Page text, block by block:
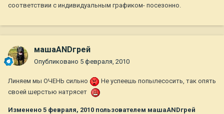
соответствии с индивидуальным графиком- посезонно.
машаANDгрей
Опубликовано 5 февраля, 2010
Линяем мы ОЧЕНЬ сильно
Не успеешь попылесосить, так опять
своей шерстью натрясет
Изменено 5 февраля, 2010 пользователем машаANDгрей